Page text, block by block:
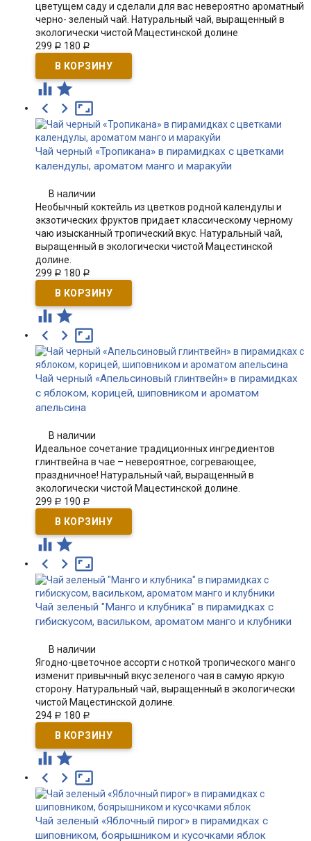
цветущем саду и сделали для вас невероятно ароматный
черно- зеленый чай. Натуральный чай, выращенный в
экологически чистой Мацестинской долине
299 Р 180 Р
 

 
Чай черный «Тропикана» в пирамидках с цветками
календулы, ароматом манго и маракуйи
В наличии
Необычный коктейль из цветков родной календулы и
экзотических фруктов придает классическому черному
чаю изысканный тропический вкус. Натуральный чай,
выращенный в экологически чистой Мацестинской
долине.
299 Р 180 Р
 

 
Чай черный «Апельсиновый глинтвейн» в пирамидках
с яблоком, корицей, шиповником и ароматом
апельсина
В наличии
Идеальное сочетание традиционных ингредиентов
глинтвейна в чае – невероятное, согревающее,
праздничное! Натуральный чай, выращенный в
экологически чистой Мацестинской долине.
299 Р 190 Р
 

 
Чай зеленый "Манго и клубника" в пирамидках с
гибискусом, васильком, ароматом манго и клубники
В наличии
Ягодно-цветочное ассорти с ноткой тропического манго
изменит привычный вкус зеленого чая в самую яркую
сторону. Натуральный чай, выращенный в экологически
чистой Мацестинской долине.
294 Р 180 Р
 

 
Чай зеленый «Яблочный пирог» в пирамидках с
шиповником, боярышником и кусочками яблок